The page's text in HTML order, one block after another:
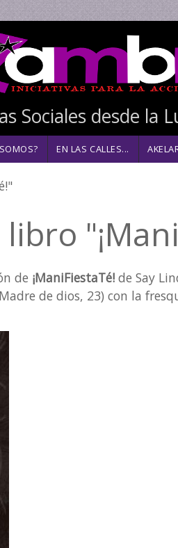
Sociales desde la
EN LAS CALLES...
de ¡ManiFiestaTé! de Say
de dios, 23) con la